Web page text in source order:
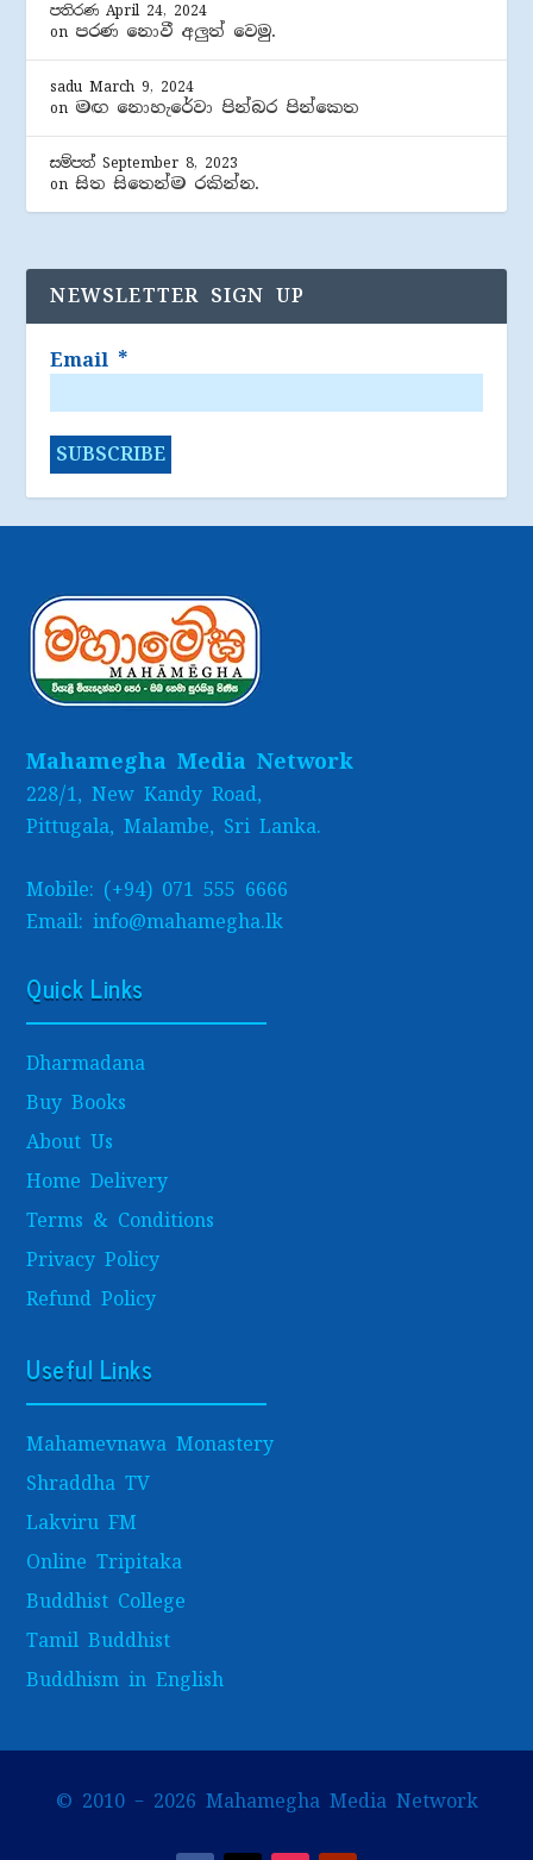
පතිරණ April 24, 2024
on පරණ නොවී අලුත් වෙමු.
sadu March 9, 2024
on මඟ නොහැරේවා පින්බර පින්කෙත
සම්පත් September 8, 2023
onසිත සිතෙන්ම රකින්න.
NEWSLETTER SIGN UP
Email *
Mahamegha Media Network
228/1, New Kandy Road,
Pittugala, Malambe, Sri Lanka.
Mobile: (+94) 071 555 6666
Email: info@mahamegha.lk
Quick Links
Dharmadana
Buy Books
About Us
Home Delivery
Terms & Conditions
Privacy Policy
Refund Policy
Useful Links
Mahamevnawa Monastery
Shraddha TV
Lakviru FM
Online Tripitaka
Buddhist College
Tamil Buddhist
Buddhism in English
© 2010 – 2026 Mahamegha Media Network